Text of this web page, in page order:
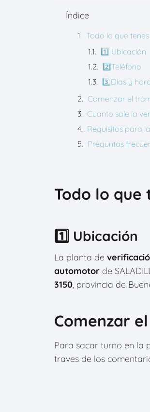
Índice
Todo lo que
1️⃣ Ubicación
2️⃣Teléfono
3️⃣Días y
Comenzar el
Cuanto sale la
Requisitos para
Preguntas
Todo lo que
1️⃣ Ubicación
La planta de
automotor de
3150, provincia de
Comenzar
Para sacar turno en la
traves de los